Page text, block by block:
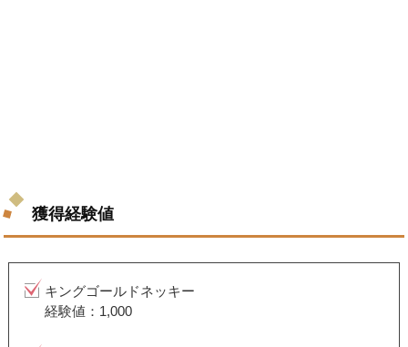
獲得経験値
キングゴールドネッキー
経験値：1,000